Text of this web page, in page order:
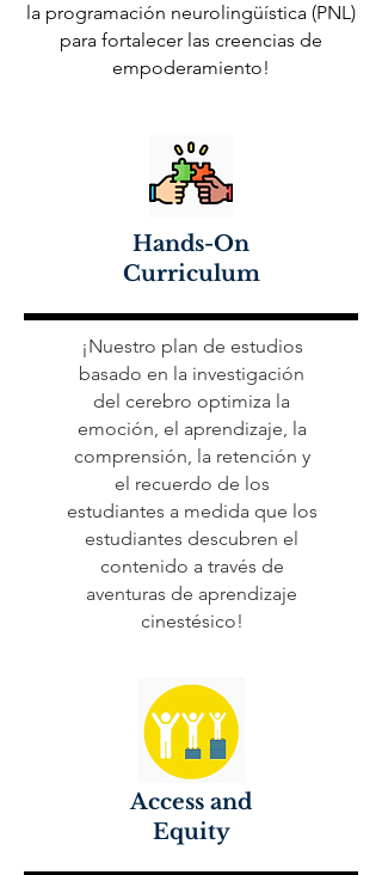
la programación neurolingüística (PNL)
para fortalecer las creencias de
empoderamiento!
Hands-On
Curriculum
¡Nuestro plan de estudios
basado en la investigación
del cerebro optimiza la
emoción, el aprendizaje, la
comprensión, la retención y
el recuerdo de los
estudiantes a medida que los
estudiantes descubren el
contenido a través de
aventuras de aprendizaje
cinestésico!
Access and
Equity